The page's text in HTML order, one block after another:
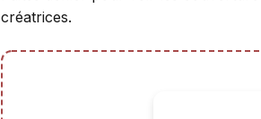
créatrices.